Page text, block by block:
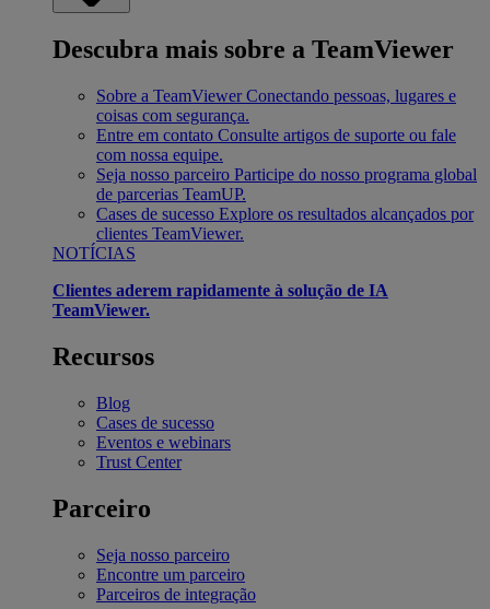
Descubra mais sobre a TeamViewer
Sobre a TeamViewer Conectando pessoas, lugares e
coisas com segurança.
Entre em contato Consulte artigos de suporte ou fale
com nossa equipe.
Seja nosso parceiro Participe do nosso programa global
de parcerias TeamUP.
Cases de sucesso Explore os resultados alcançados por
clientes TeamViewer.
NOTÍCIAS
Clientes aderem rapidamente à solução de IA
TeamViewer.
Recursos
Blog
Cases de sucesso
Eventos e webinars
Trust Center
Parceiro
Seja nosso parceiro
Encontre um parceiro
Parceiros de integração